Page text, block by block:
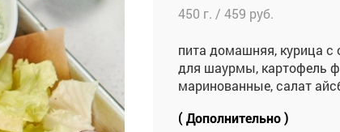
450 г. / 459 руб.
пита домашняя, курица с
для шаурмы, картофель
маринованные, салат
( Дополнительно )